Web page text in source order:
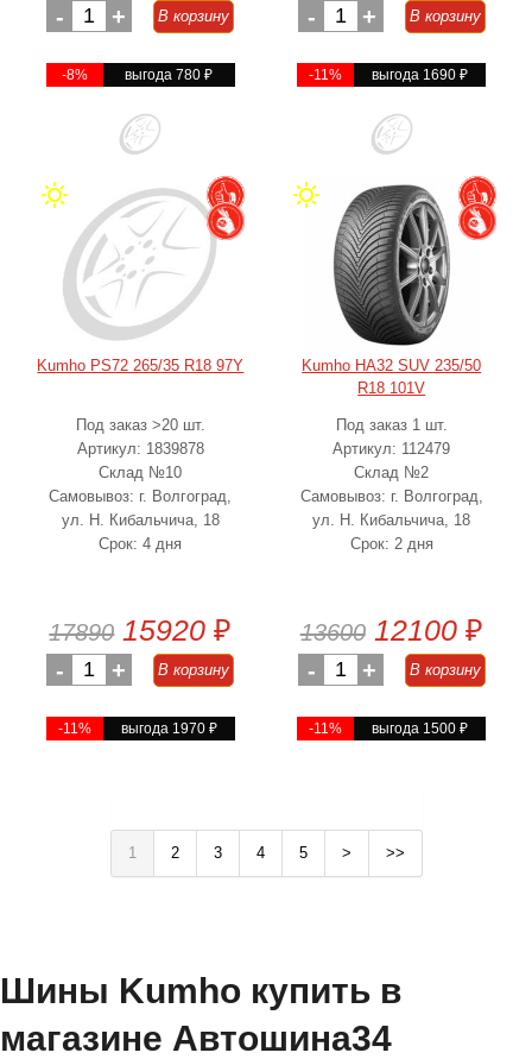
- 1 + В корзину
-8% выгода 780₽
- 1 + В корзину
-11% выгода 1690 ₽
Kumho PS72 265/35 R18 97Y
Под заказ >20 шт.
Артикул: 1839878
Склад №10
Самовывоз: г. Волгоград,
ул. Н. Кибальчича, 18
Срок: 4 дня
17890 15920 ₽
- 1 + В корзину
-11% выгода 1970 ₽
Kumho HA32 SUV 235/50
R18 101V
Под заказ 1 шт.
Артикул: 112479
Склад №2
Самовывоз: г. Волгоград,
ул. Н. Кибальчича, 18
Срок: 2 дня
13600 12100 ₽
- 1 + В корзину
-11% выгода 1500 ₽
1 2 3 4 5 > >>
Шины Kumho купить в
магазине Автошина34